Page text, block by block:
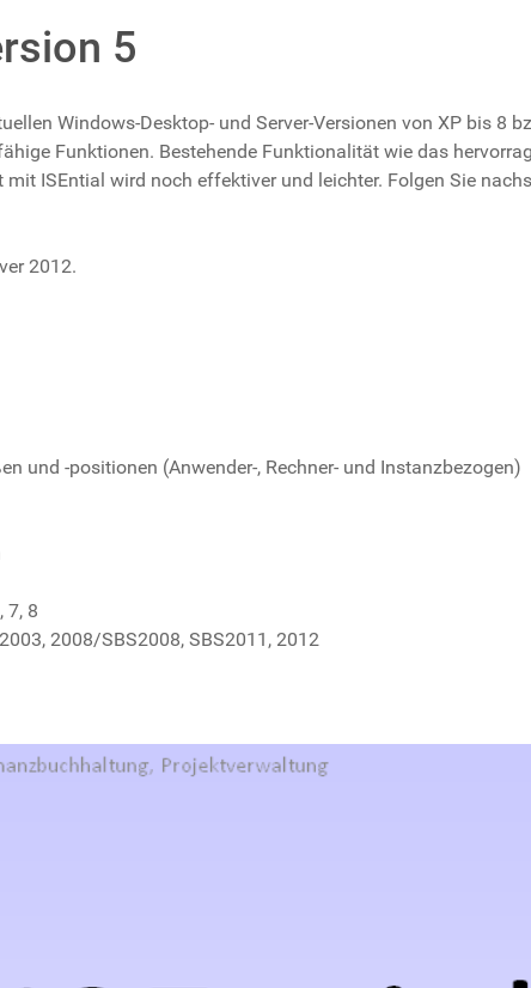
5
Windows-Desktop- und Server-Versionen von XP bis 8
Funktionen. Bestehende Funktionalität wie das
ISEntial wird noch effektiver und leichter. Folgen Sie
2012.
und -positionen (Anwender-, Rechner- und Instanzbezogen)
7, 8
2008/SBS2008, SBS2011, 2012